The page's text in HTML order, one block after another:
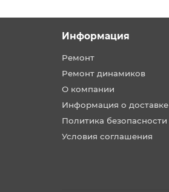
Информация
Ремонт
Ремонт динамиков
О компании
Информация о доставке
Политика безопасности
Условия соглашения